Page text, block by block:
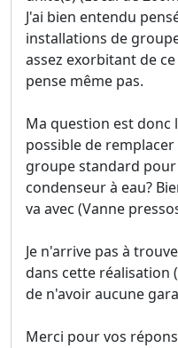
J'ai bien entendu
installations de
assez exorbitant de
pense même pas.
Ma question est donc
possible de
groupe standard
condenseur à eau?
va avec (Vanne
Je n'arrive pas à
dans cette réalisation
de n'avoir aucune
Merci pour vos